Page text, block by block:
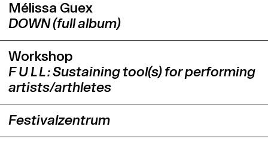
Mélissa Guex
DOWN (full album)
Workshop
F U L L : Sustaining tool(s) for performing
artists/arthletes
Festivalzentrum